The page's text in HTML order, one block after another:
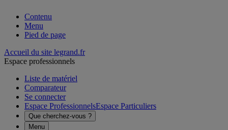
Contenu
Menu
Pied de page
Accueil du site legrand.fr
Espace professionnels
Liste de matériel
Comparateur
Se connecter
Espace ProfessionnelsEspace Particuliers
Que cherchez-vous ?
Menu